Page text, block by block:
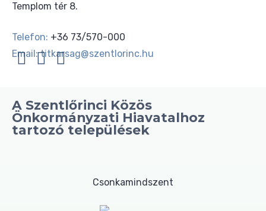
Templom tér 8.
Telefon: +36 73/570-000
Email: titkarsag@szentlorinc.hu
A Szentlőrinci Közös
Önkormányzati Hiavatalhoz
tartozó települések
Csonkamindszent